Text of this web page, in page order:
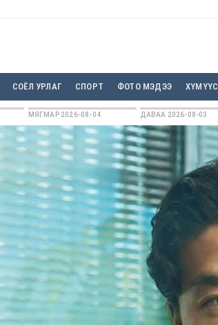
СОЁЛ УРЛАГ СПОРТ ФОТО МЭДЭЭ ХҮМҮҮС
МЯГМАР 2026-08-04 ДАВАА 2026-08-03